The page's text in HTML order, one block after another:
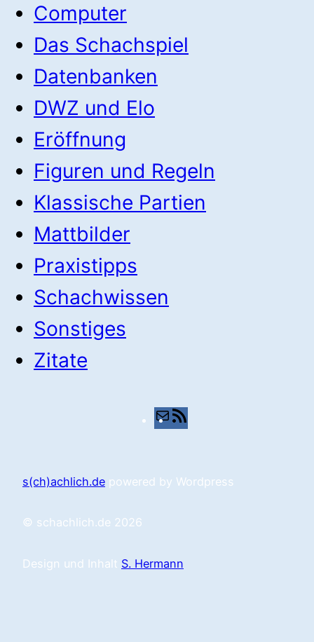
Computer
Das Schachspiel
Datenbanken
DWZ und Elo
Eröffnung
Figuren und Regeln
Klassische Partien
Mattbilder
Praxistipps
Schachwissen
Sonstiges
Zitate
E-
s(ch)achlich.de powered by Wordpress
© schachlich.de 2026
Design und Inhalt S. Hermann